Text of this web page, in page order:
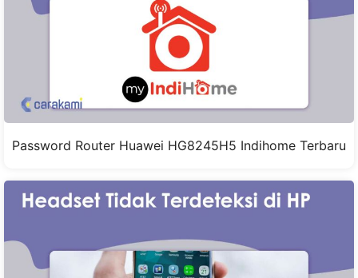
Password Router Huawei HG8245H5 Indihome Terbaru